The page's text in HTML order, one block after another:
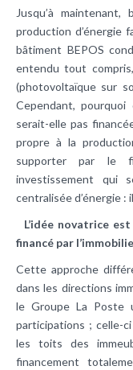
Jusqu’à
production d’énergie
bâtiment BEPOS
entendu tout
(photovoltaïque sur
Cependant,
serait-elle pas
propre à la
supporter par le
investissement qui
centralisée d’énergie
L’idée novatrice
financé par
Cette approche
dans les directions
le Groupe La Poste
participations ; celle-
les toits des
financement